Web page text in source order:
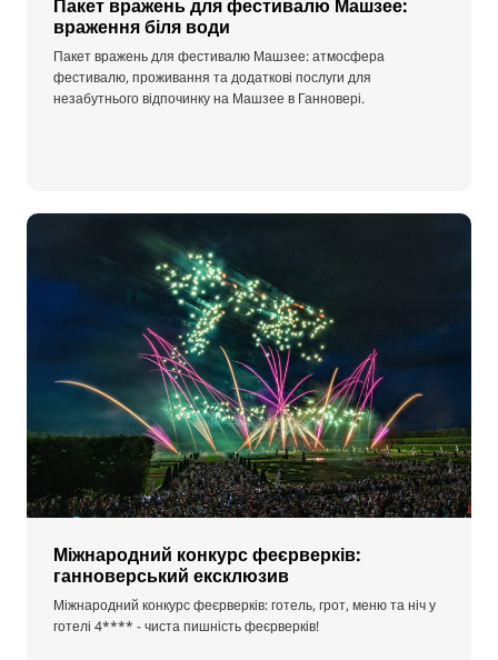
Пакет вражень для фестивалю Машзее:
враження біля води
Пакет вражень для фестивалю Машзее: атмосфера
фестивалю, проживання та додаткові послуги для
незабутнього відпочинку на Машзее в Ганновері.
Міжнародний конкурс феєрверків:
ганноверський ексклюзив
Міжнародний конкурс феєрверків: готель, грот, меню та ніч у
готелі 4**** - чиста пишність феєрверків!